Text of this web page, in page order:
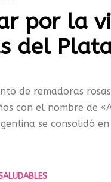
por la
del
de remadoras
con el nombre de
se consolidó